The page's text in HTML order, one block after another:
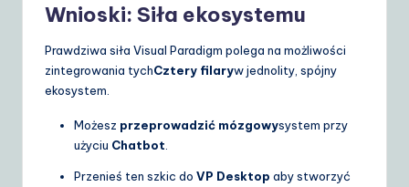
Wnioski: Siła ekosystemu
Prawdziwa siła Visual Paradigm polega na możliwości
zintegrowania tychCztery filaryw jednolity, spójny
ekosystem.
Możesz przeprowadzić mózgowysystem przy
użyciu Chatbot
Przenieś ten szkic do VP Desktop aby stworzyć